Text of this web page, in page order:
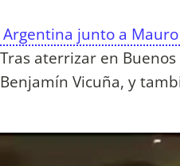
junto a
aterrizar en
Vicuña, y